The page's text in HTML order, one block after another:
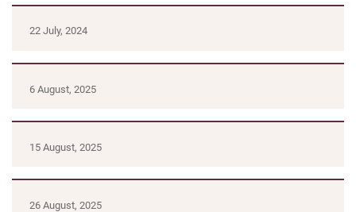
22 July, 2024
6 August, 2025
15 August, 2025
26 August, 2025